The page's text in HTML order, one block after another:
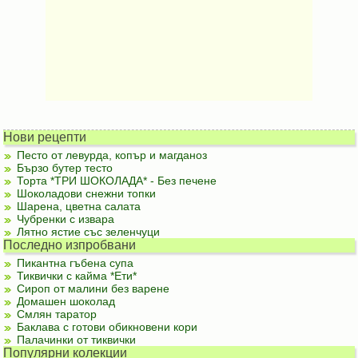
Нови рецепти
Песто от левурда, копър и магданоз
Бързо бутер тесто
Торта *ТРИ ШОКОЛАДА* - Без печене
Шоколадови снежни топки
Шарена, цветна салата
Чубренки с извара
Лятно ястие със зеленчуци
Последно изпробвани
Пикантна гъбена супа
Тиквички с кайма *Ети*
Сироп от малини без варене
Домашен шоколад
Смлян таратор
Баклава с готови обикновени кори
Палачинки от тиквички
Популярни колекции